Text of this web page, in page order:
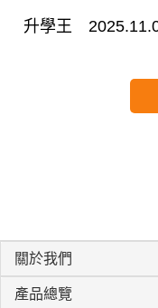
升學王
關於我們
產品總覽